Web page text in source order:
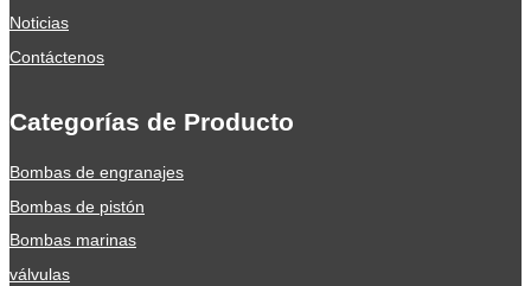
Noticias
Contáctenos
Categorías de Producto
Bombas de engranajes
Bombas de pistón
Bombas marinas
válvulas